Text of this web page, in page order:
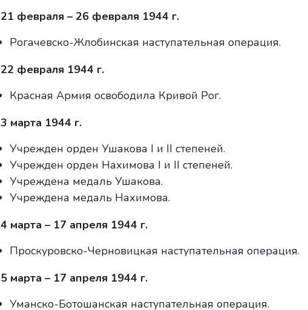
21 февраля – 26 февраля 1944 г.
Рогачевско-Жлобинская наступательная операция.
22 февраля 1944 г.
Красная Армия освободила Кривой Рог.
3 марта 1944 г.
Учрежден орден Ушакова I и II степеней.
Учрежден орден Нахимова I и II степеней.
Учреждена медаль Ушакова.
Учреждена медаль Нахимова.
4 марта – 17 апреля 1944 г.
Проскуровско-Черновицкая наступательная операция.
5 марта – 17 апреля 1944 г.
Уманско-Ботошанская наступательная операция.